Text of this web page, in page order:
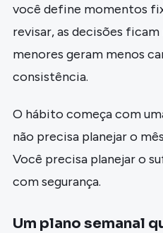
você define momentos
revisar, as decisões
menores geram menos
consistência.
O hábito começa com
não precisa planejar o
Você precisa planejar o
com segurança.
Um plano semanal